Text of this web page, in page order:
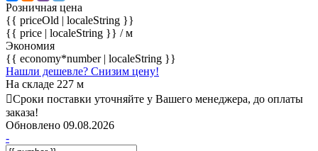
Розничная цена
{{ priceOld | localeString }}
{{ price | localeString }} / м
Экономия
{{ economy*number | localeString }}
Нашли дешевле? Снизим цену!
На складе 227 м
Сроки поставки уточняйте у Вашего менеджера, до оплаты
заказа!
Обновлено 09.08.2026
-